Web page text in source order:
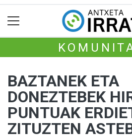
BAZTANEK ETA
DONEZTEBEK
PUNTUAK
ZITUZTEN